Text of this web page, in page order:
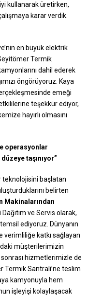
kullanarak üretirken,
karar verdik.
en büyük elektrik
Termik
dahil ederek
öngörüyoruz. Kaya
emeği
teşekkür ediyor,
hayırlı olmasını
operasyonlar
taşınıyor”
teknolojisini başlatan
belirten
Makinalarından
ve Servis olarak,
ediyoruz. Dünyanın
verimliliğe katkı sağlayan
müşterilerimizin
hizmetlerimizle de
Termik Santrali’ne teslim
kamyonuyla hem
işleyişi kolaylaşacak